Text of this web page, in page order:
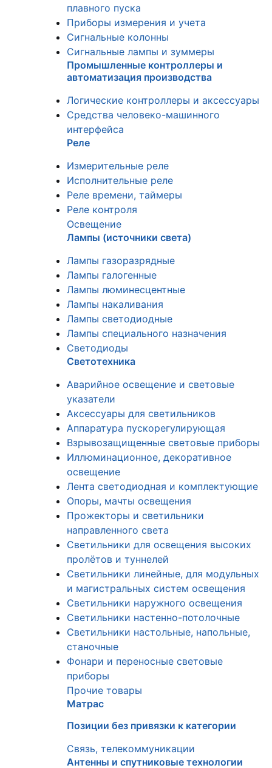
плавного пуска
Приборы измерения и учета
Сигнальные колонны
Сигнальные лампы и зуммеры
Промышленные контроллеры и
автоматизация производства
Логические контроллеры и аксессуары
Средства человеко-машинного
интерфейса
Реле
Измерительные реле
Исполнительные реле
Реле времени, таймеры
Реле контроля
Освещение
Лампы (источники света)
Лампы газоразрядные
Лампы галогенные
Лампы люминесцентные
Лампы накаливания
Лампы светодиодные
Лампы специального назначения
Светодиоды
Светотехника
Аварийное освещение и световые
указатели
Аксессуары для светильников
Аппаратура пускорегулирующая
Взрывозащищенные световые приборы
Иллюминационное, декоративное
освещение
Лента светодиодная и комплектующие
Опоры, мачты освещения
Прожекторы и светильники
направленного света
Светильники для освещения высоких
пролётов и туннелей
Светильники линейные, для модульных
и магистральных систем освещения
Светильники наружного освещения
Светильники настенно-потолочные
Светильники настольные, напольные,
станочные
Фонари и переносные световые
приборы
Прочие товары
Матрас
Позиции без привязки к категории
Связь, телекоммуникации
Антенны и спутниковые технологии